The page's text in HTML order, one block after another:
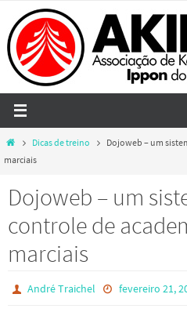
to
content
HomeDicas de treino
Dojoweb – um
marciais
Dojoweb – um
controle de
marciais
André Traichel fevereiro 21,